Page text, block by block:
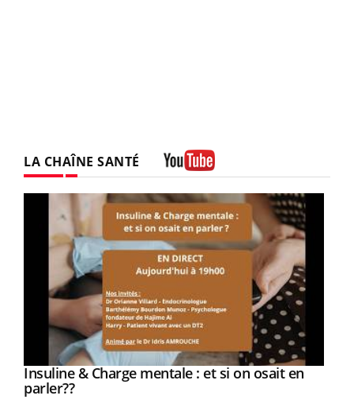
LA CHAÎNE SANTÉ
Youtube
Insuline & Charge mentale : et si on osait en
parler??Youtube